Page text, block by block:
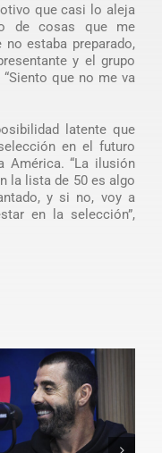
que casi lo aleja
de cosas que me
estaba preparado,
y el grupo
que no me va
latente que
en el futuro
América. “La ilusión
la lista de 50 es algo
y si no, voy a
en la selección”,